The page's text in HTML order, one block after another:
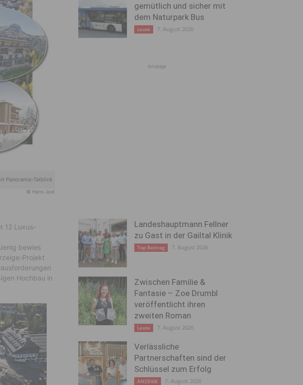
Panorama-Talblick
© Hans Jost
12 Luxus-
bewies
Projekt
Hochbau in
gemütlich und sicher mit
dem Naturpark Bus
Leute 7. August 2026
Anzeige
Landeshauptmann Fellner
zu Gast in der Gailtal Klinik
Top Beitrag 7. August 2026
Zwischen Familie &
Fantasie – Zoe Drumbl
veröffentlicht ihren
zweiten Roman
Leute 7. August 2026
Verlässliche
Partnerschaften sind der
Schlüssel zum Erfolg
ANZEIGE 7. August 2026